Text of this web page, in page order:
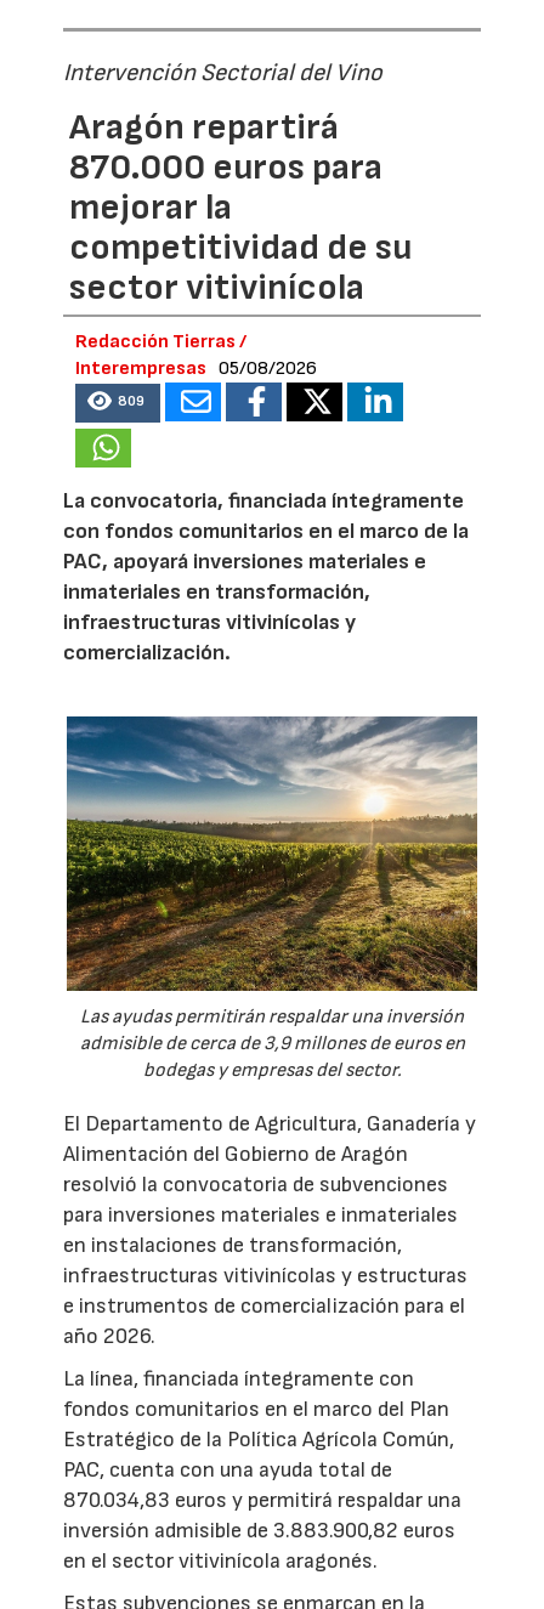
Intervención Sectorial del Vino
Aragón repartirá
870.000 euros para
mejorar la
competitividad de su
sector vitivinícola
Redacción Tierras /
Interempresas
05/08/2026
809
La convocatoria, financiada íntegramente
con fondos comunitarios en el marco de la
PAC, apoyará inversiones materiales e
inmateriales en transformación,
infraestructuras vitivinícolas y
comercialización.
Las ayudas permitirán respaldar una inversión
admisible de cerca de 3,9 millones de euros en
bodegas y empresas del sector.
El Departamento de Agricultura, Ganadería y
Alimentación del Gobierno de Aragón
resolvió la convocatoria de subvenciones
para inversiones materiales e inmateriales
en instalaciones de transformación,
infraestructuras vitivinícolas y estructuras
e instrumentos de comercialización para el
año 2026.
La línea, financiada íntegramente con
fondos comunitarios en el marco del Plan
Estratégico de la Política Agrícola Común,
PAC, cuenta con una ayuda total de
870.034,83 euros y permitirá respaldar una
inversión admisible de 3.883.900,82 euros
en el sector vitivinícola aragonés.